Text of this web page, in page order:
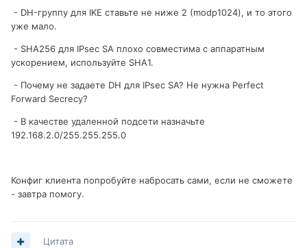
всём разберёшся... не работает пока. Прошу помощи.
- DH-группу для IKE ставьте не ниже 2 (modp1024), и то этого
уже мало.
- SHA256 для IPsec SA плохо совместима с аппаратным
ускорением, используйте SHA1.
- Почему не задаете DH для IPsec SA? Не нужна Perfect
Forward Secrecy?
- В качестве удаленной подсети назначьте
192.168.2.0/255.255.255.0
Конфиг клиента попробуйте набросать сами, если не сможете
- завтра помогу.
Цитата